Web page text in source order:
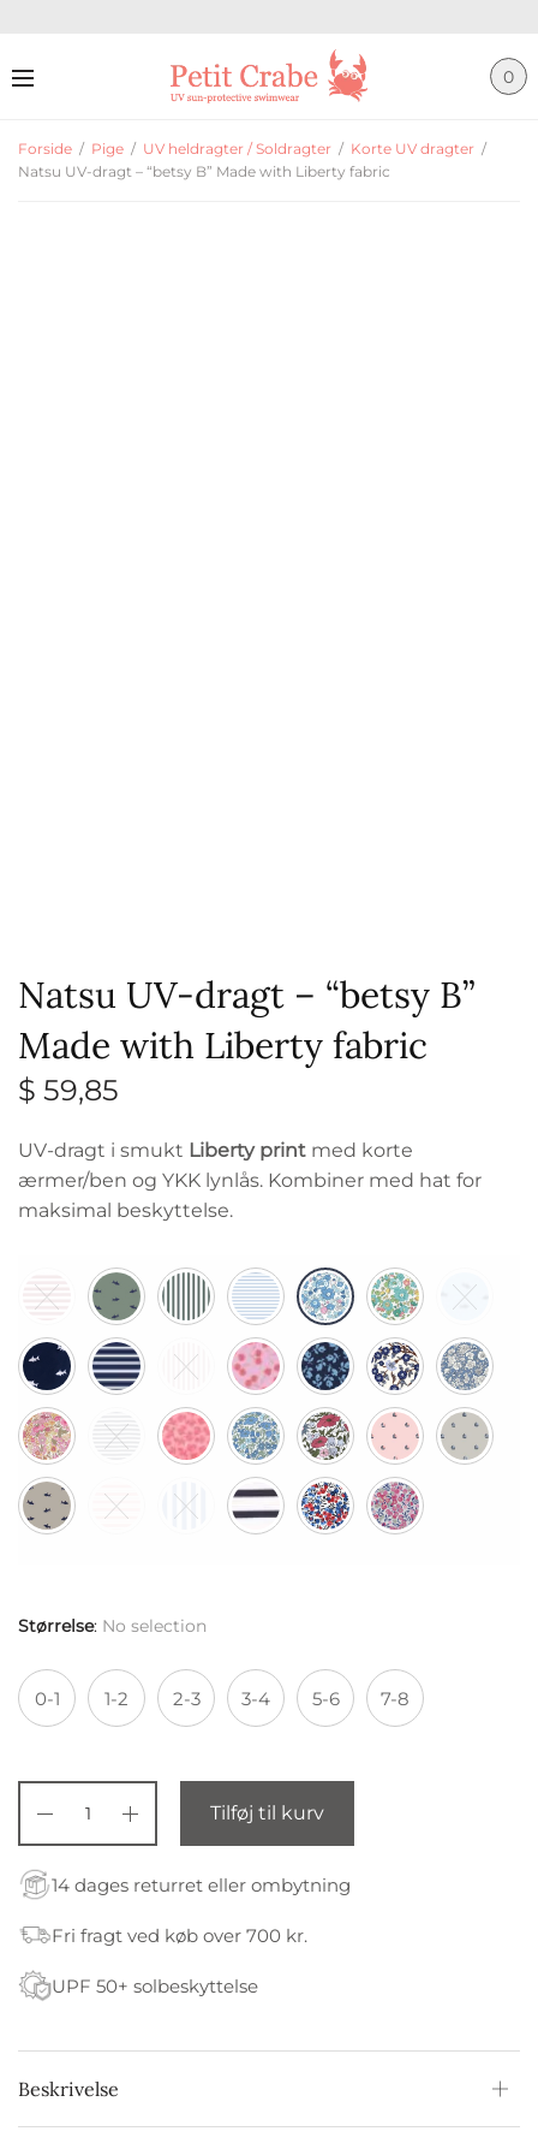
0
Forside / Pige / UV heldragter / Soldragter / Korte UV dragter /
Natsu UV-dragt – “betsy B” Made with Liberty fabric
Natsu UV-dragt – “betsy B”
Made with Liberty fabric
$ 59,85
UV-dragt i smukt Liberty print med korte
ærmer/ben og YKK lynlås. Kombiner med hat for
maksimal beskyttelse.
Størrelse: No selection
0-1 1-2 2-3 3-4 5-6 7-8
Tilføj til kurv
14 dages returret eller ombytning
Fri fragt ved køb over 700 kr.
UPF 50+ solbeskyttelse
Beskrivelse